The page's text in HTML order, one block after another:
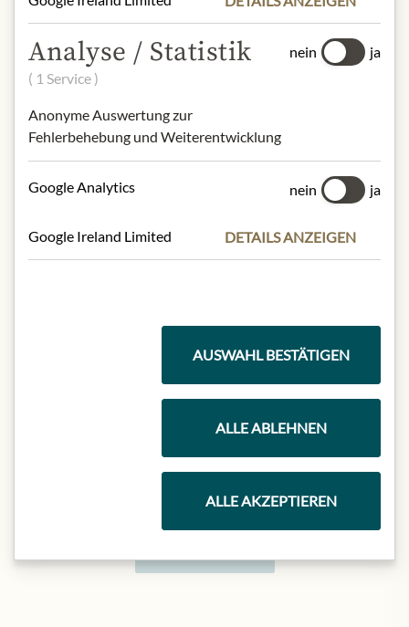
JULIUS MEINL AM GRABEN
6,99 €
(1 kg69,90 €)
Analyse / Statistik
( 1 Service )
Anonyme Auswertung zur
Fehlerbehebung und Weiterentwicklung
nein ja
Google Analytics nein ja
Google Ireland Limited DETAILS ANZEIGEN
AUSWAHL BESTÄTIGEN
ALLE ABLEHNEN
ALLE AKZEPTIEREN